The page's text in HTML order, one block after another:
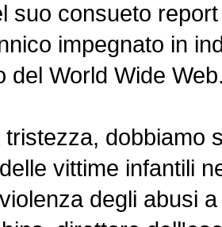
suo consueto
impegnato in
del World Wide
dobbiamo
vittime infantili
degli abusi